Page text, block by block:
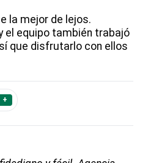
la mejor de lejos.
el equipo también trabajó
que disfrutarlo con ellos
+